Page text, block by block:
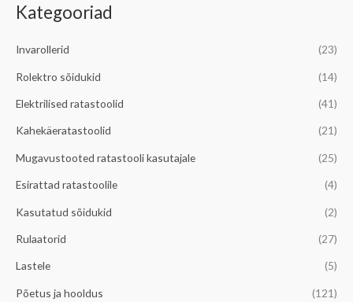
Kategooriad
Invarollerid (23)
Rolektro sõidukid (14)
Elektrilised ratastoolid (41)
Kahekäeratastoolid (21)
Mugavustooted ratastooli kasutajale (25)
Esirattad ratastoolile (4)
Kasutatud sõidukid (2)
Rulaatorid (27)
Lastele (5)
Põetus ja hooldus (121)